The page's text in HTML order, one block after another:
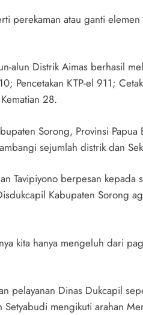
perekaman atau ganti
alun Distrik Aimas berhasil
Pencetakan KTP-el 911;
28.
Sorong, Provinsi Papua
sejumlah distrik dan
Tavipiyono berpesan kepada
Kabupaten Sorong
kita hanya mengeluh dari
pelayanan Dinas Dukcapil
mengikuti arahan